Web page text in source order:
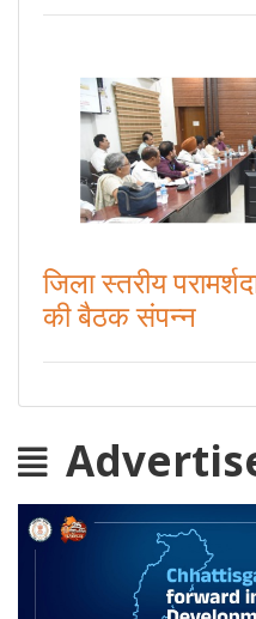
जिला स्तरीय
की बैठक संपन्न